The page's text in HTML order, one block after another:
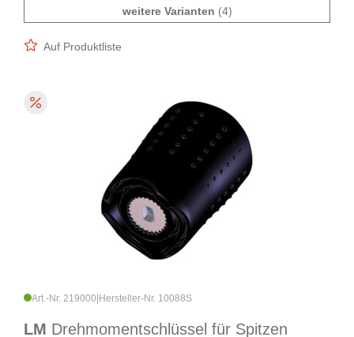
weitere Varianten (4)
Auf Produktliste
Art.-Nr. 219000 Hersteller-Nr. 10088S
LM Drehmomentschlüssel für Spitzen